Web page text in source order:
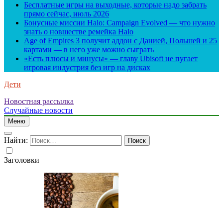
Бесплатные игры на выходные, которые надо забрать
прямо сейчас, июль 2026
Бонусные миссии Halo: Campaign Evolved — что нужно
знать о новшестве ремейка Halo
Age of Empires 3 получит аддон с Данией, Польшей и 25
картами — в него уже можно сыграть
«Есть плюсы и минусы» — главу Ubisoft не пугает
игровая индустрия без игр на дисках
Дети
Новостная рассылка
Случайные новости
Меню
Найти:
Заголовки